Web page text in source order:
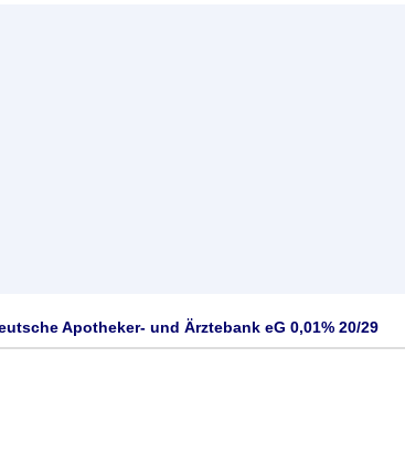
Apotheker- und Ärztebank eG 0,01% 20/29